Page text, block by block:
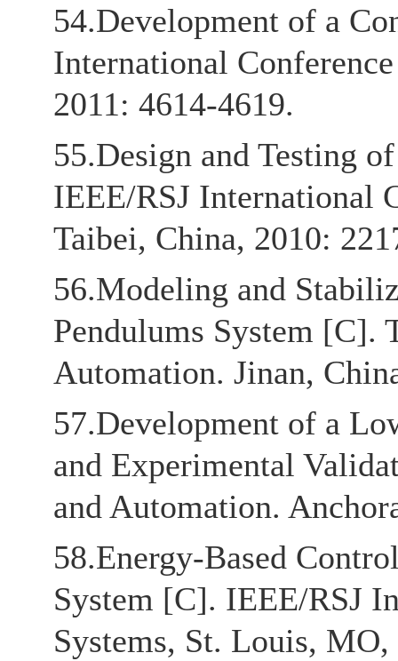
54.Development of a
International
2011: 4614-4619.
55.Design and Testing
IEEE/RSJ International
Taibei, China, 2010:
56.Modeling and
Pendulums System [C].
Automation. Jinan,
57.Development of a
and Experimental
and Automation.
58.Energy-Based
System [C]. IEEE/RSJ
Systems, St. Louis,